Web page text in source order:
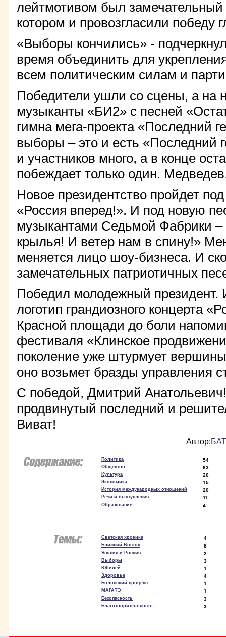
лейтмотивом был замечательный
котором и провозгласили победу
«Выборы кончились» -
время объединить для
всем политическим силам и
Победители ушли со сцены, а на
музыканты «БИ2» с песней
гимна мега-проекта «Последний
выборы – это и есть
и участников много, а в конце
побеждает только один.
Новое президентство пройдет
«Россия вперед!». И под новую
музыкантами Седьмой Фабрики –
крылья! И ветер нам в спину!»
меняется лицо шоу-бизнеса. И
замечательных патриотичных
Победил молодежный президент.
логотип грандиозного концерта
Красной площади до боли
фестиваля «Клинское
поколение уже штурмует
оно возьмет бразды управления
С победой, Дмитрий
продвинутый последний и
Виват!
Автор:
Политика 54
Общество 63
Культура 20
Экономика 15
История международных отношений 20
Речи и выступления 11
Образование 4
Светская хроника 4
Ближний Восток 8
Япония и Россия 2
Выборы 3
Юбилей 1
Здоровье 4
Болонский процесс 1
МАГАТЭ 1
Безопасность 3
Благотворительность 3